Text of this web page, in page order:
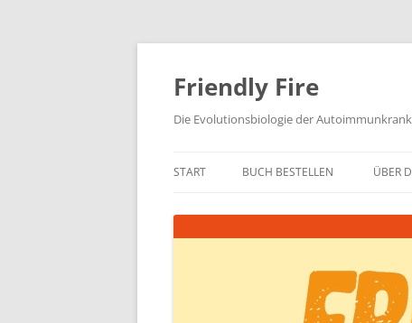
Zum
springen
Friendly Fire
Die Evolutionsbiologie der
START BUCH BESTELLEN ÜBER